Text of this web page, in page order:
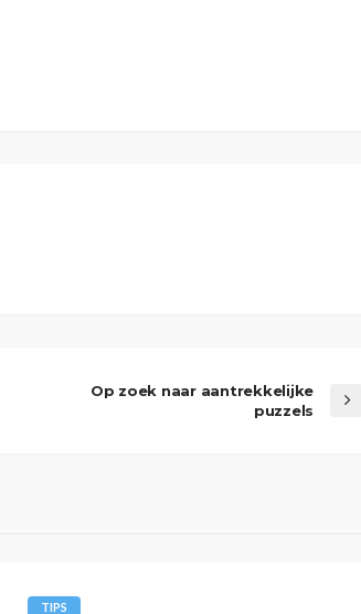
Op zoek naar aantrekkelijke
puzzels
TIPS